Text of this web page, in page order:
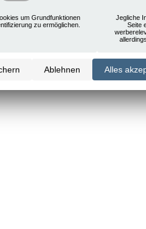
um Grundfunktionen
zu ermöglichen.
Jegliche
Seite
Ablehnen Alles